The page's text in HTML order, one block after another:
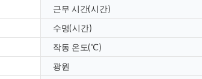
근무 시간(시간)
수명(시간)
작동 온도(℃)
광원